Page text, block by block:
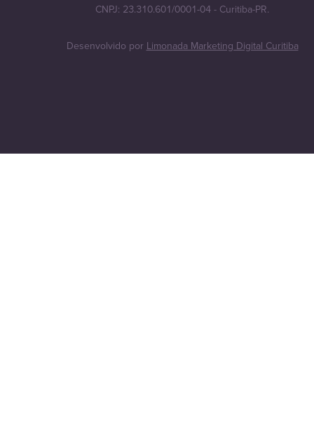
CNPJ: 23.310.601/0001-04 - Curitiba-PR.
Desenvolvido por Limonada Marketing Digital Curitiba